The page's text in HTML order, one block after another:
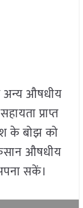
औषधीय
प्राप्त
के बोझ को
औषधीय
सकें।